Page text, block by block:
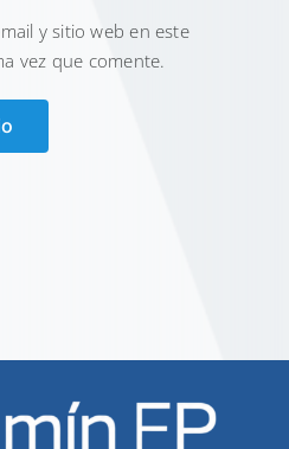
y sitio web en este
vez que comente.